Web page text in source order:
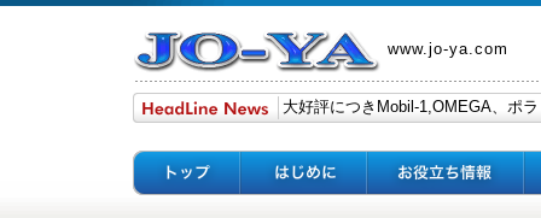
www.jo-ya.com